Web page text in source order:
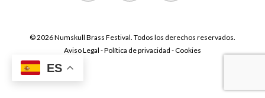
© 2026 Numskull Brass Festival. Todos los derechos reservados.
Aviso Legal - Política de privacidad - Cookies
ES